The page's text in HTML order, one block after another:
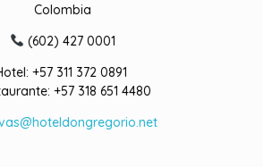
Colombia
(602) 427 0001
+57 311 372 0891
+57 318 651 4480